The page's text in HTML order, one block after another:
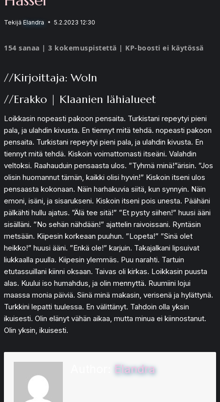
Tekijä Elandra 5.2.2023 12:30
154 sanaa | 3 kokemuspistettä | KP-boosti ei käytössä
//Kirjoittaja: Woln
//Erakko | Klaanien lähialueet
Loikkasin nopeasti pakoon pensaita. Turkistani repeytyi pieni
pala, ja ulahdin kivusta. En tiennyt mitä tehdä. nopeasti pakoon
pensaita. Turkistani repeytyi pieni pala, ja ulahdin kivusta. En
tiennyt mitä tehdä. Kiskoin voimattomasti itseäni. Valahdin
veltoksi. Raahauduin pensaasta ulos. ”Tyhmä minä!”ärisin. ”Jos
olisin huomannut tämän, kaikki olisi hyvin!” Kiskoin itseni ulos
pensaasta kokonaan. Näin harhakuvia siitä, kun synnyin. Näin
emoni, isäni, ja sisarukseni. Kiskoin itseni pois unesta. Päähäni
pälkähti hullu ajatus. ”Älä tee sitä!” ”Et pysty siihen!” huusi ääni
sisälläni. ”No sehän nähdään!” ajattelin raivoissani. Ryntäsin
metsään. Kiipesin korkeaan puuhun. ”Lopeta!” ”Sinä olet
heikko!” huusi ääni. ”Enkä ole!” karjuin. Takajalkani lipsuivat
liukkaalla puulla. Kiipesin ylemmäs. Puu narahti. Tartuin
etutassuillani kiinni oksaan. Taivas oli kirkas. Loikkasin puusta
alas. Kuului iso humahdus, ja olin mennyttä. Ruumiini lojui
maassa monia päiviä. Siinä minä makasin, verisenä ja hylättynä.
Turkkini lepatti tuulessa. En välittänyt. Tahdoin olla yksin
ikuisesti. Olin elänyt vähän aikaa, mutta minua ei kiinnostanut.
Olin yksin, ikuisesti.
Elandra